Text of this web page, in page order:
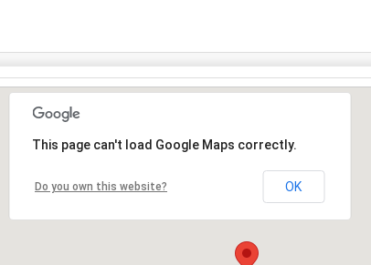
This page can't load Google Maps correctly.
Do you own this website? OK